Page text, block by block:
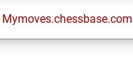
Mymoves.chessbase.com